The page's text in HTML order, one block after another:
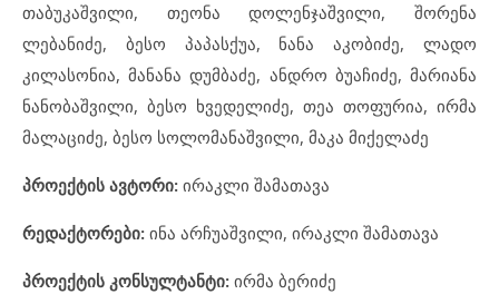
თაბუკაშვილი, თეონა დოლენჯაშვილი, შორენა
ლებანიძე, ბესო პაპასქუა, ნანა აკობიძე, ლადო
კილასონია, მანანა დუმბაძე, ანდრო ბუაჩიძე, მარიანა
ნანობაშვილი, ბესო ხვედელიძე, თეა თოფურია, ირმა
მალაციძე, ბესო სოლომანაშვილი, მაკა მიქელაძე
პროექტის ავტორი: ირაკლი შამათავა
რედაქტორები: ინა არჩუაშვილი, ირაკლი შამათავა
პროექტის კონსულტანტი: ირმა ბერიძე